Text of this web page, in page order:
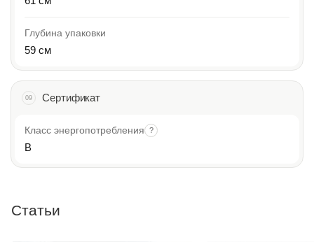
Глубина упаковки
59 см
09 Сертификат
Класс энергопотребления ?
B
Статьи